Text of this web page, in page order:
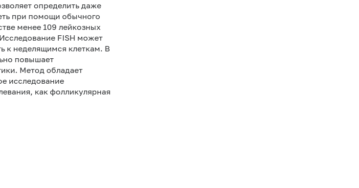
определить даже
при помощи обычного
менее 109 лейкозных
FISH может
к неделящимся клеткам. В
повышает
Метод обладает
исследование
как фолликулярная